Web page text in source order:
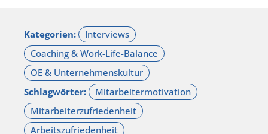
Kategorien:
Schlagwörter: